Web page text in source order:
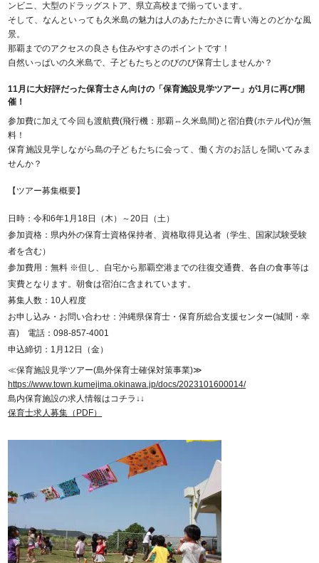
ンビニ、大型のドラッグストア、県立高校まで揃っています。
そして、なんといっても久米島の魅力は人のあたたかさに青い海とのどかな風
景。
那覇までのアクセスの良さも住みやすさのポイントです！
自然いっぱいの久米島で、子どもたちとのびのび保育士しませんか？
11月に大好評だった保育士さん向けの「保育施設見学ツアー」が1月に再び開
催！
参加費に加えて今回も渡航費(飛行機：那覇⇔久米島間)と宿泊費(ホテル代)が無
料！
保育施設見学しながら島の子どもたちに会って、働く方のお話しを聞いてみま
せんか？
【ツアー募集概要】
日時：令和6年1月18日（木）～20日（土）
参加資格：県内外の保育士資格保持者、資格取得見込者（学生、国家試験受験
者を含む）
参加費用：無料 ※但し、自宅から那覇空港までの往復交通費、各自の食事等は
実費となります。朝食は宿泊に含まれています。
募集人数：10人程度
お申し込み・お問い合わせ：沖縄県保育士・保育所総合支援センター(城間・幸
喜) 電話：098-857-4001
申込締切：1月12日（金）
≪保育施設見学ツアー(島外保育士確保対策事業)≫
https://www.town.kumejima.okinawa.jp/docs/2023101600014/
島内保育施設の求人情報はコチラ↓↓
保育士求人募集（PDF）